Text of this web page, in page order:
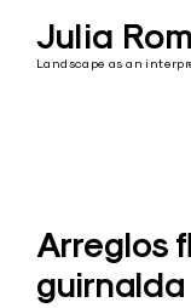
contentJulia
Landscape as an
Arreglos